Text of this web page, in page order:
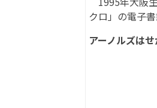
クロ」の電子
アーノルズは